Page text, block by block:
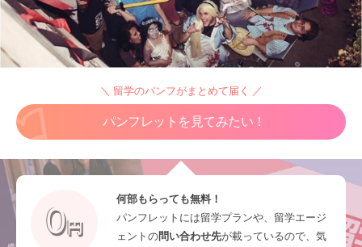
＼ 留学のパンフがまとめて届く ／
パンフレットを見てみたい！
何部もらっても無料！
パンフレットには留学プランや、留学エージ
ェントの問い合わせ先が載っているので、気